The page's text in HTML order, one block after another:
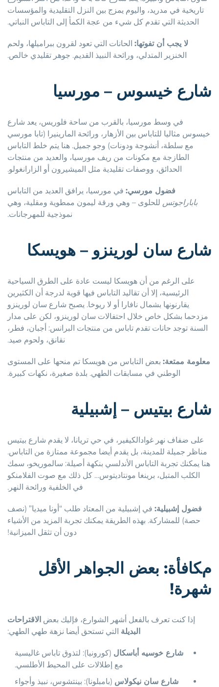
تاريخية في مدريد، واليوم يمزج بين النزل التقليدية والمؤسسات
الحديثة التي تقدم كل شيء من عجة الكمأ إلى التاباس النباتي.
لا يجب أن تفوتها:الحانات التي تعود لقرون ببراميلها، ولحم
الخنزير المتدلي، ورائحة النبيذ القديم. جوهر تقليدي خالص.
شارع خيسوس – مورسيا
في وسط مورسيا، بالقرب من ساحة فلوريس، يعد شارع
خيسوس مثاليا للتاباس بين الأزهار، ورائحة المارينيرا (تابا مورسي
مع سلطة، أنشوجة ودونات) وجو جميل. هنا يتم خلط التاباس
الطازجة مع مكونات من ريف مورسيا، والعديد من منتجات
الحدائق، ووصفات تقليدية مثل الميشيرون أو الزارانغولو.
فضول مورسي:في مورسيا، يرافق العديد من التاباس
باباراجوتس للحلوى – وهي ورقة ليمون ممطوية ومقلية، وهي
نموذجية للمهرجانات.
شارع سان لورينزو – هويسكا
على الرغم من أن هويسكا ليست عادة على الطرق السياحية
الرئيسية، إلا أن تقاليد التاباس فيها قوية لدرجة أن الكثيرين
يقارنونها بشمال نافارا أو لا ريوخا. يصبح شارع سان لورينزو
مزدحما بشكل خاص خلال احتفالات سان لورينزو، لكن على مدار
السنة توجد حانات تقدم تاباس من منتجات البرانس: أجبان، فطر،
نقانق، ولحوم صيد.
معلومة ممتعة:بعض التاباس من هويسكا تم منحها على المستوى
الوطني في مسابقات الطهي. بلدة صغيرة، نكهات كبيرة.
شارع بيتيس – إشبيلية
على ضفاف نهر غوادالكيفير، في حي تريانا، لا يقدم شارع بيتيس
مناظر جميلة للمدينة، بل يقدم أيضا مجموعة ممتازة من التاباس.
هنا يمكنك تجربة التاباس الأندلسي بنكهة أصيلة: سالموريخو، سمك
الكلب المتبل، برينغا مونتاديتوس… كل ذلك مع صوت الفلامنكو
في الخلفية ورائحة النهر.
فضول إشبيلية:في إشبيلية من المعتاد طلب “أونا ميديا” (نصف
حصة) للمشاركة. بهذه الطريقة يمكنك تجربة المزيد من الأشياء
دون أن تثقل الميزانية!
مكافأة: بعض الجواهر الأقل
شهرة!
إذا كنت تعرف بالفعل أشهر الشوارع، فإليك بعض الاقتراحات
البديلةالتي تستحق أيضا نزهة طهي الطهي:
شارع خوسيه أباسكال(كورونيا): لتذوق تاباس غاليسية
مع إطلالات على المحيط الأطلسي.
شارع سان نيكولاس (بامبلونا): بينتشوس، نبيذ وأجواء